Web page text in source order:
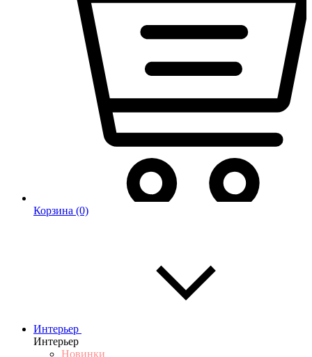
Корзина (0)
Интерьер
Интерьер
Новинки